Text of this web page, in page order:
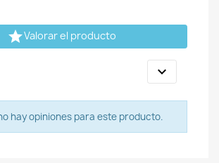
Valorar el producto

hay opiniones para este producto.